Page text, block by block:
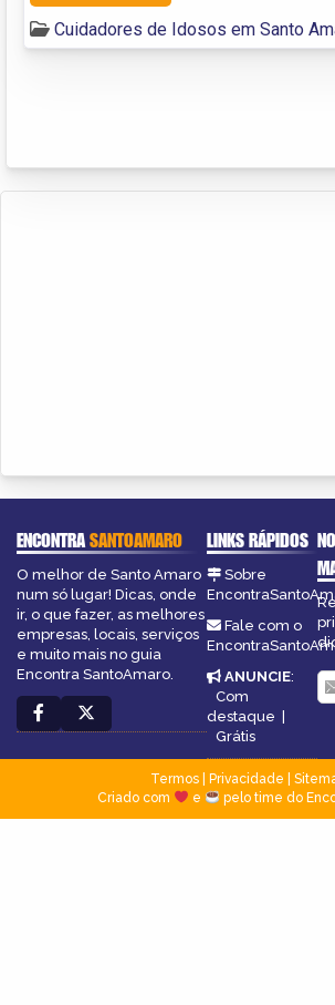
Cuidadores de Idosos em Santo
ENCONTRASANTOAMARO
O melhor de Santo Amaro
num só lugar! Dicas, onde
ir, o que fazer, as melhores
empresas, locais, serviços
e muito mais no guia
Encontra SantoAmaro.
LINKS RÁPIDOS
Sobre
Fale com o
ANUNCIE:
Com
destaque |
Grátis
Termos| Privacidade
Criado com
e pelo time do